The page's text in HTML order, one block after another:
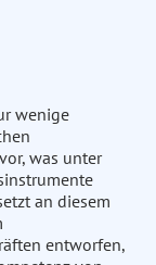
wenige
was unter
an diesem
entworfen,